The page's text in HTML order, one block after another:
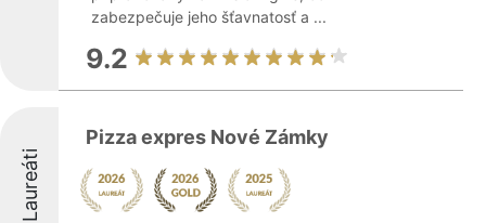
zabezpečuje jeho šťavnatosť a ...
9.2
Laureáti
Pizza expres Nové Zámky